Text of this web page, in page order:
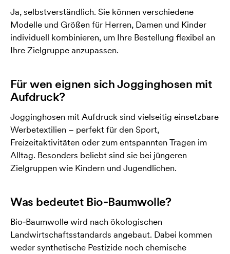
Ja, selbstverständlich. Sie können verschiedene
Modelle und Größen für Herren, Damen und Kinder
individuell kombinieren, um Ihre Bestellung flexibel an
Ihre Zielgruppe anzupassen.
Für wen eignen sich Jogginghosen mit
Aufdruck?
Jogginghosen mit Aufdruck sind vielseitig einsetzbare
Werbetextilien – perfekt für den Sport,
Freizeitaktivitäten oder zum entspannten Tragen im
Alltag. Besonders beliebt sind sie bei jüngeren
Zielgruppen wie Kindern und Jugendlichen.
Was bedeutet Bio‑Baumwolle?
Bio‑Baumwolle wird nach ökologischen
Landwirtschaftsstandards angebaut. Dabei kommen
weder synthetische Pestizide noch chemische